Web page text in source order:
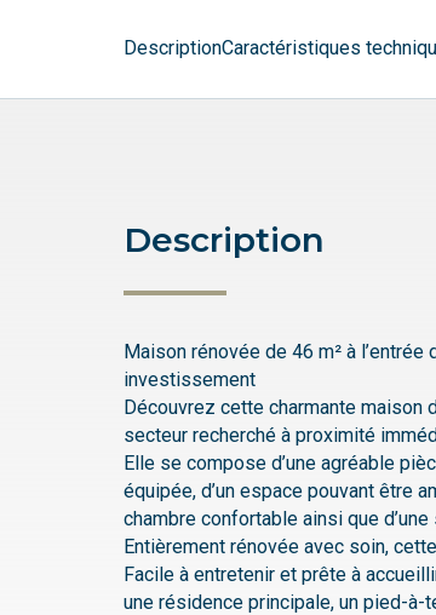
DescriptionCaractéristiques
Description
Maison rénovée de 46 m² à
investissement
Découvrez cette charmante maison
secteur recherché à proximité
Elle se compose d’une agréable
équipée, d’un espace pouvant être
chambre confortable ainsi que d’une
Entièrement rénovée avec soin,
Facile à entretenir et prête à
une résidence principale, un pied-